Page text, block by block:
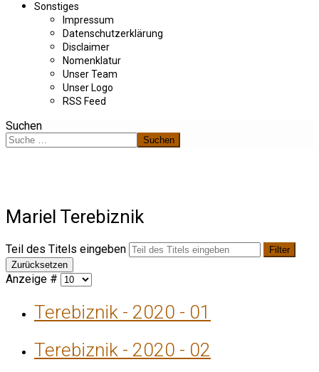
Sonstiges
Impressum
Datenschutzerklärung
Disclaimer
Nomenklatur
Unser Team
Unser Logo
RSS Feed
Suchen
Suchen
Mariel Terebiznik
Teil des Titels eingeben
Filter
Zurücksetzen
Anzeige #
Terebiznik - 2020 - 01
Terebiznik - 2020 - 02